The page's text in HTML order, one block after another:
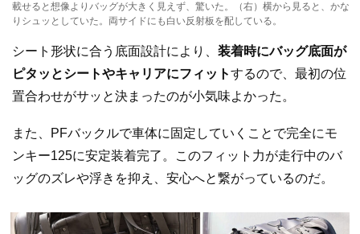
載せると想像よりバッグが大きく見えず、驚いた。（右）横から見ると、かな
りシュッとしていた。両サイドにも白い反射板を配している。
シート形状に合う底面設計により、 装着時にバッグ底面が
ピタッとシートやキャリアにフィットするので、最初の位
置合わせがサッと決まったのが小気味よかった。
また、PFバックルで車体に固定していくことで完全にモ
ンキー125に安定装着完了。このフィット力が走行中のバ
ッグのズレや浮きを抑え、安心へと繋がっているのだ。